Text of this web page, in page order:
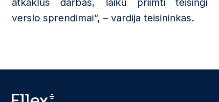
atkaklus darbas, laiku priimti teisingi
verslo sprendimai“, – vardija teisininkas.